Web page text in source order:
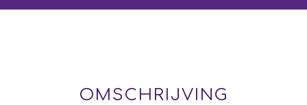
OMSCHRIJVING